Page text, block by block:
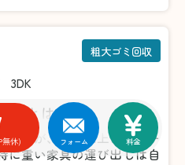
3DK
粗大ゴミ回収
だとは！
したが、想像以上にスムー
に重い家具の運び出しは自
無休) フォーム 料金